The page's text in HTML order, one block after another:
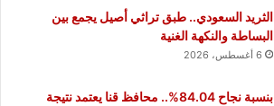
الثريد السعودي.. طبق تراثي أصيل يجمع بين
البساطة والنكهة الغنية
6 أغسطس، 2026
بنسبة نجاح 84.04%.. محافظ قنا يعتمد نتيجة